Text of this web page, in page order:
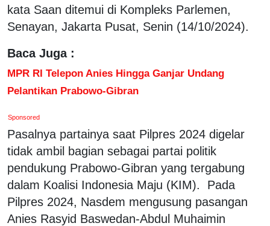
kata Saan ditemui di Kompleks Parlemen,
Senayan, Jakarta Pusat, Senin (14/10/2024).
Baca Juga :
MPR RI Telepon Anies Hingga Ganjar Undang
Pelantikan Prabowo-Gibran
Sponsored
Pasalnya partainya saat Pilpres 2024 digelar
tidak ambil bagian sebagai partai politik
pendukung Prabowo-Gibran yang tergabung
dalam Koalisi Indonesia Maju (KIM). Pada
Pilpres 2024, Nasdem mengusung pasangan
Anies Rasyid Baswedan-Abdul Muhaimin